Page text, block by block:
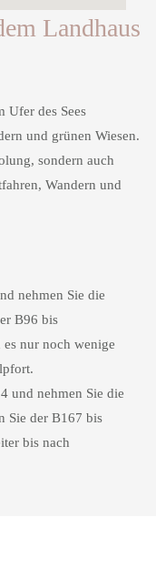
Landhaus
Ufer des Sees
und grünen Wiesen.
sondern auch
Wandern und
nehmen Sie die
B96 bis
nur noch wenige
und nehmen Sie die
Sie der B167 bis
bis nach